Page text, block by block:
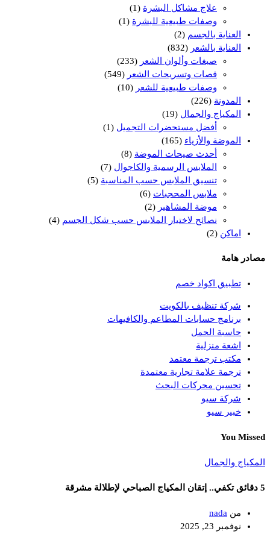
علاج مشاكل البشرة (1)
وصفات طبيعية للبشرة (1)
العناية بالجسم (2)
العناية بالشعر (832)
صبغات وألوان الشعر (233)
قصات وتسريحات الشعر (549)
وصفات طبيعية للشعر (10)
المدونة (226)
المكياج والجمال (19)
أفضل مستحضرات التجميل (1)
الموضة والأزياء (165)
أحدث صيحات الموضة (8)
الملابس الرسمية والكاجوال (7)
تنسيق الملابس حسب المناسبة (5)
ملابس المحجبات (6)
موضة المشاهير (2)
نصائح لاختيار الملابس حسب شكل الجسم (4)
اماكن (2)
مصادر هامة
تطبيق اكواد خصم
شركة تنظيف بالكويت
برنامج حسابات المطاعم والكافيهات
حاسبة الحمل
اشعة منزلية
مكتب ترجمة معتمد
ترجمة علامة تجارية معتمدة
تحسين محركات البحث
شركة سيو
خبير سيو
You Missed
المكياج والجمال
5 دقائق تكفي.. إتقان المكياج الصباحي لإطلالة مشرقة
من nada
نوفمبر 23, 2025